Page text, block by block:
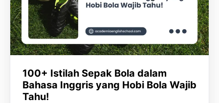
100+ Istilah Sepak Bola dalam
Bahasa Inggris yang Hobi Bola Wajib
Tahu!